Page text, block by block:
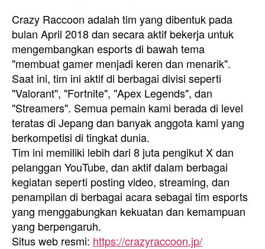
Crazy Raccoon adalah tim yang dibentuk pada
bulan April 2018 dan secara aktif bekerja untuk
mengembangkan esports di bawah tema
"membuat gamer menjadi keren dan menarik".
Saat ini, tim ini aktif di berbagai divisi seperti
"Valorant", "Fortnite", "Apex Legends", dan
"Streamers". Semua pemain kami berada di level
teratas di Jepang dan banyak anggota kami yang
berkompetisi di tingkat dunia.
Tim ini memiliki lebih dari 8 juta pengikut X dan
pelanggan YouTube, dan aktif dalam berbagai
kegiatan seperti posting video, streaming, dan
penampilan di berbagai acara sebagai tim esports
yang menggabungkan kekuatan dan kemampuan
yang berpengaruh.
Situs web resmi: https://crazyraccoon.jp/